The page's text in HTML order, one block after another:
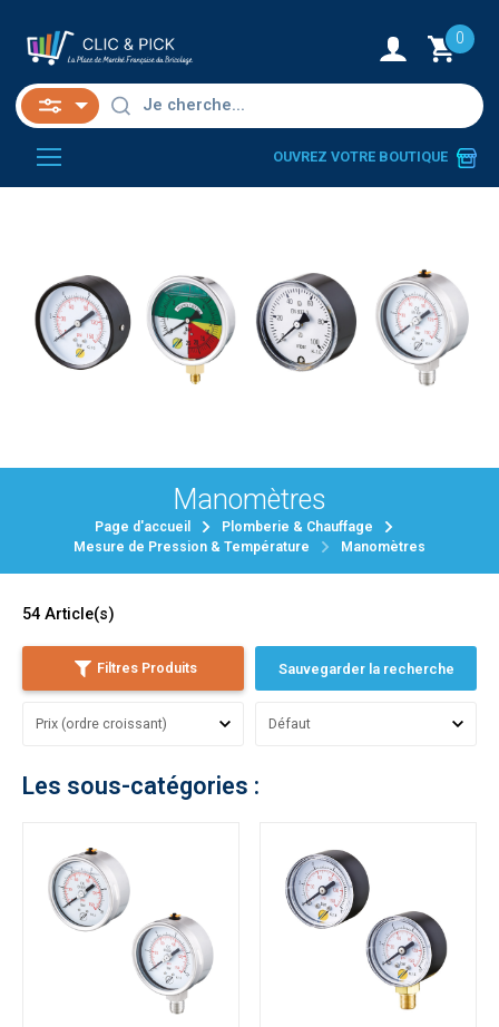
0
OUVREZ VOTRE BOUTIQUE
Manomètres
Page d'accueil
Plomberie & Chauffage
Mesure de Pression & Température
Manomètres
54 Article(s)
Filtres Produits Sauvegarder la recherche
Les sous-catégories :